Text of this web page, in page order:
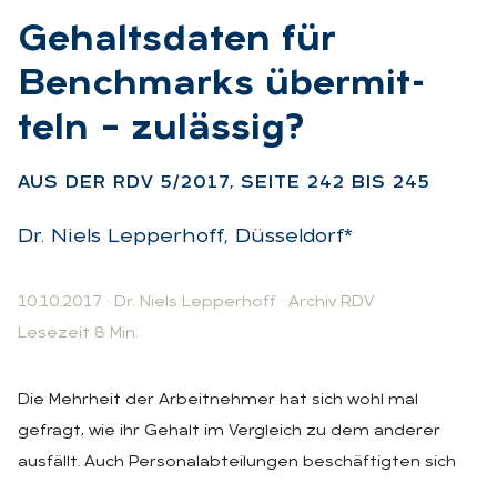
:
Ge­halts­da­ten für
Bench­marks über­mit­
teln – zu­läs­sig?
AUS DER RDV 5/2017, SEI­TE 242 BIS 245
Dr. Niels Lepperhoff, Düsseldorf*
10.10.2017 · Dr. Niels Lepperhoff · Archiv RDV
Lesezeit 8 Min.
Die Mehrheit der Arbeitnehmer hat sich wohl mal
gefragt, wie ihr Gehalt im Vergleich zu dem anderer
ausfällt. Auch Personalabteilungen beschäftigten sich